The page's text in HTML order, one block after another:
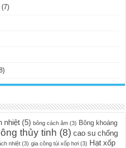
(7)
nhiệt (5) bông cách âm (3) Bông khoáng
thủy tinh (8) cao su chống
nhiệt (3) gia công túi xốp hơi (3) Hạt xốp